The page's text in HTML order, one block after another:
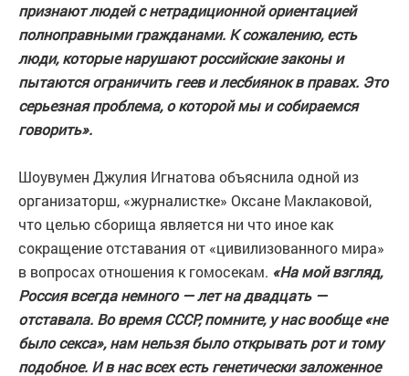
признают людей с нетрадиционной ориентацией
полноправными гражданами. К сожалению, есть
люди, которые нарушают российские законы и
пытаются ограничить геев и лесбиянок в правах. Это
серьезная проблема, о которой мы и собираемся
говорить».
Шоувумен Джулия Игнатова объяснила одной из
организаторш, «журналистке» Оксане Маклаковой,
что целью сборища является ни что иное как
сокращение отставания от «цивилизованного мира»
в вопросах отношения к гомосекам. «На мой взгляд,
Россия всегда немного — лет на двадцать —
отставала. Во время СССР, помните, у нас вообще «не
было секса», нам нельзя было открывать рот и тому
подобное. И в нас всех есть генетически заложенное